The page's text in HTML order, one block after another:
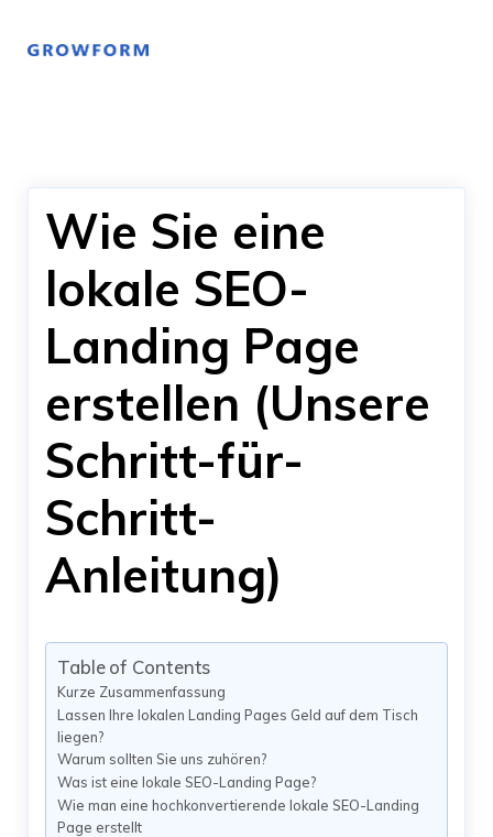
Wie Sie eine
lokale SEO-
Landing Page
erstellen (Unsere
Schritt-für-
Schritt-
Anleitung)
Table of Contents
Kurze Zusammenfassung
Lassen Ihre lokalen Landing Pages Geld auf dem Tisch
liegen?
Warum sollten Sie uns zuhören?
Was ist eine lokale SEO-Landing Page?
Wie man eine hochkonvertierende lokale SEO-Landing
Page erstellt